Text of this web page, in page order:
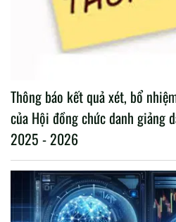
Thông báo kết quả xét, bổ
của Hội đồng chức danh giảng
2025 - 2026